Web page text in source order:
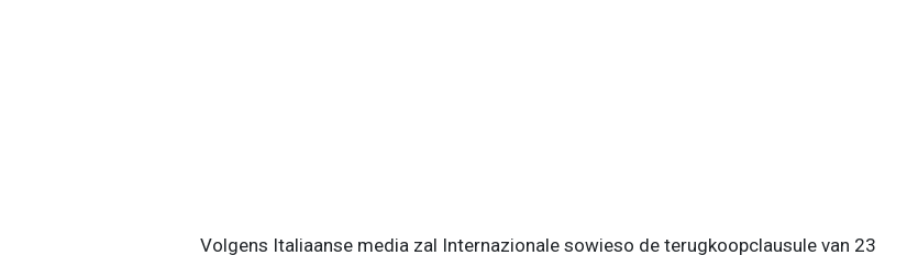
Volgens Italiaanse media zal Internazionale sowieso de terugkoopclausule van 23